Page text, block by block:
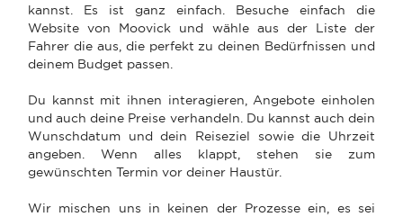
kannst. Es ist ganz einfach. Besuche einfach die
Website von Moovick und wähle aus der Liste der
Fahrer die aus, die perfekt zu deinen Bedürfnissen und
deinem Budget passen.
Du kannst mit ihnen interagieren, Angebote einholen
und auch deine Preise verhandeln. Du kannst auch dein
Wunschdatum und dein Reiseziel sowie die Uhrzeit
angeben. Wenn alles klappt, stehen sie zum
gewünschten Termin vor deiner Haustür.
Wir mischen uns in keinen der Prozesse ein, es sei